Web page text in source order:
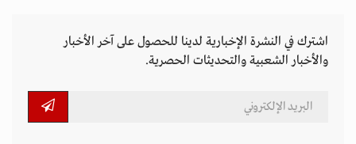
اشترك في النشرة الإخبارية لدينا للحصول على آخر الأخبار
والأخبار الشعبية والتحديثات الحصرية.